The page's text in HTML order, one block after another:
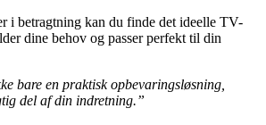
i betragtning kan du finde det ideelle TV-
dine behov og passer perfekt til din
bare en praktisk opbevaringsløsning,
del af din indretning.”